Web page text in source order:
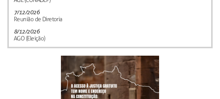
7/12/2026
Reunião de Diretoria
8/12/2026
AGO (Eleição)